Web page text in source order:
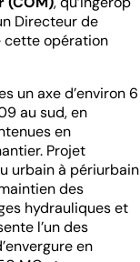
Directeur de
cette opération
un axe d’environ 6
au sud, en
en
Projet
urbain à périurbain
des
hydrauliques et
l’un des
en